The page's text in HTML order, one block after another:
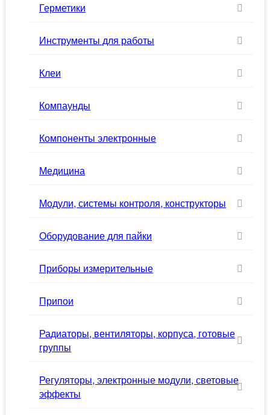
Герметики
Инструменты для работы
Клеи
Компаунды
Компоненты электронные
Медицина
Модули, системы контроля, конструкторы
Оборудование для пайки
Приборы измерительные
Припои
Радиаторы, вентиляторы, корпуса, готовые
группы
Регуляторы, электронные модули, световые
эффекты